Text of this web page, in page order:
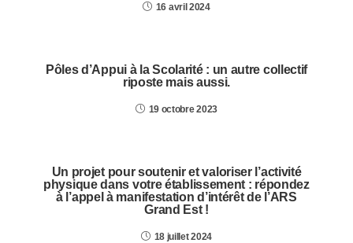
16 avril 2024
Pôles d’Appui à la Scolarité : un autre collectif
riposte mais aussi.
19 octobre 2023
Un projet pour soutenir et valoriser l’activité
physique dans votre établissement : répondez
à l’appel à manifestation d’intérêt de l’ARS
Grand Est !
18 juillet 2024